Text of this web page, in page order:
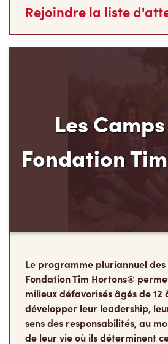
Rejoindre la liste
Les
Fondation
Le programme pluriannuel des
Fondation Tim Hortons®
milieux défavorisés âgés de 12
développer leur leadership,
sens des responsabilités, au
de leur vie où ils déterminent